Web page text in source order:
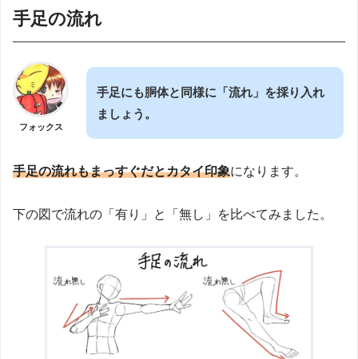
手足の流れ
フォックス
手足にも胴体と同様に「流れ」を採り入れ
ましょう。
手足の流れもまっすぐだとカタイ印象になります。
下の図で流れの「有り」と「無し」を比べてみました。